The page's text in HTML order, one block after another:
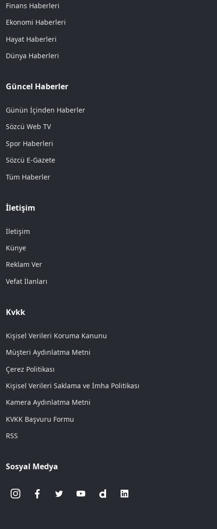
Finans Haberleri
Ekonomi Haberleri
Hayat Haberleri
Dünya Haberleri
Güncel Haberler
Günün İçinden Haberler
Sözcü Web TV
Spor Haberleri
Sözcü E-Gazete
Tüm Haberler
İletişim
İletişim
Künye
Reklam Ver
Vefat İlanları
Kvkk
Kişisel Verileri Koruma Kanunu
Müşteri Aydınlatma Metni
Çerez Politikası
Kişisel Verileri Saklama ve İmha Politikası
Kamera Aydınlatma Metni
KVKK Başvuru Formu
RSS
Sosyal Medya